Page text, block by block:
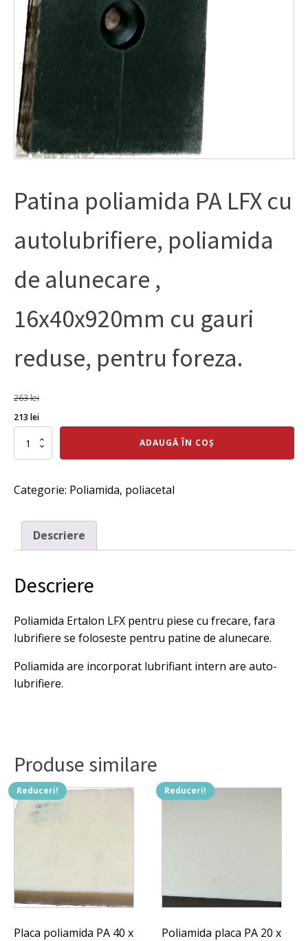
Patina poliamida PA LFX cu
autolubrifiere, poliamida
de alunecare ,
16x40x920mm cu gauri
reduse, pentru foreza.
263lei
Prețul
inițial
a
263 lei.
213 leiPrețul
curent
este:
Cantitate
LFX
poliamida
16x40x920mm
cu
reduse,
pentru
ADAUGĂ ÎN COȘ
Categorie: Poliamida, poliacetal
Descriere
Descriere
Poliamida Ertalon LFX pentru piese cu frecare, fara
lubrifiere se foloseste pentru patine de alunecare.
Poliamida are incorporat lubrifiant intern are auto-
lubrifiere.
Produse similare
Reduceri!
Placa poliamida PA 40 x
Reduceri!
Poliamida placa PA 20 x